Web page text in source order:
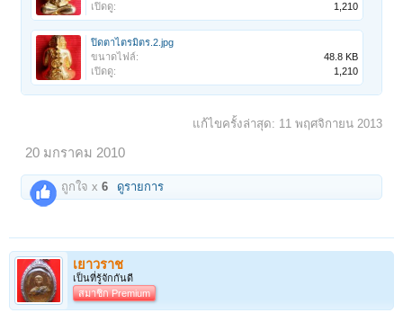
เปิดดู:
1,210
ปิดตาไตรมิตร.2.jpg
ขนาดไฟล์:
48.8 KB
เปิดดู:
1,210
แก้ไขครั้งล่าสุด: 11 พฤศจิกายน 2013
20 มกราคม 2010
ถูกใจ x6 ดูรายการ
เยาวราช
เป็นที่รู้จักกันดี
สมาชิก Premium